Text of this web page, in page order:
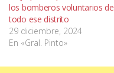
los bomberos voluntarios de
todo ese distrito
29 diciembre, 2024
En «Gral. Pinto»